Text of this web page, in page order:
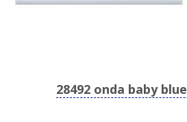
28492 onda baby